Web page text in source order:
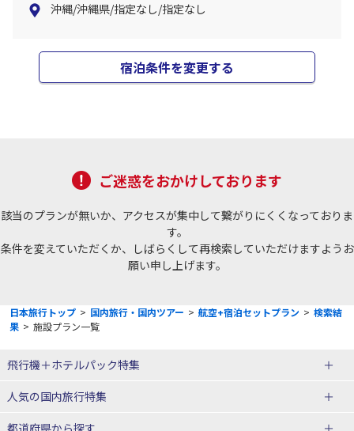
沖縄/沖縄県/指定なし/指定なし
宿泊条件を変更する
ご迷惑をおかけしております
該当のプランが無いか、アクセスが集中して繋がりにくくなっておりま
す。
条件を変えていただくか、しばらくして再検索していただけますようお
願い申し上げます。
日本旅行トップ > 国内旅行・国内ツアー > 航空+宿泊セットプラン > 検索結
果 > 施設プラン一覧
飛行機＋ホテルパック特集
赤い風船ダイナミックパッケージ
ＪＡＬで行く飛行機+ホテルパック
人気の国内旅行特集
東京ディズニーリゾート®への旅 ユニバーサル・スタジオ・ジャパ
都道府県から探す